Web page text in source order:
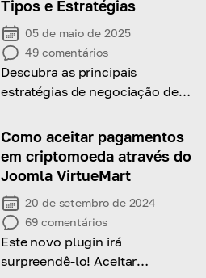
Tipos e Estratégias
05 de maio de 2025
49 comentários
Descubra as principais
estratégias de negociação de
transações bem-sucedidas!
Como aceitar pagamentos
em criptomoeda através do
Joomla VirtueMart
20 de setembro de 2024
69 comentários
Este novo plugin irá
surpreendê-lo! Aceitar